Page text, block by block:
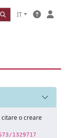
IT
o creare
1329717